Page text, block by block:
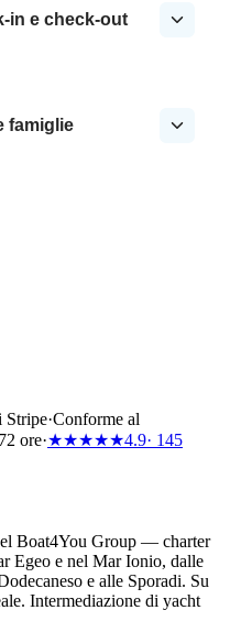
in e check-out
famiglie
Stripe·Conforme al
ore·★★★★★4.9· 145
Boat4You Group — charter
Egeo e nel Mar Ionio, dalle
e alle Sporadi. Su
Intermediazione di yacht